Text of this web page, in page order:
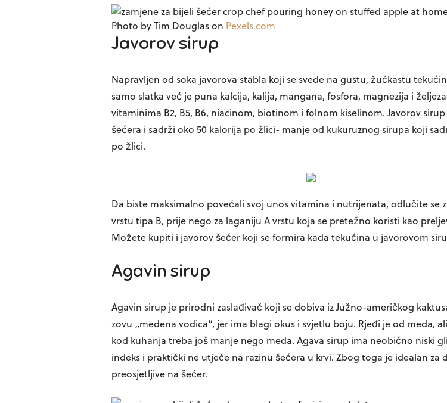
Photo by Tim Douglas on Pexels.com
Javorov sirup
Napravljen od soka javorova stabla koji se svede na gustu, žućkastu
samo slatka već je puna kalcija, kalija, mangana, fosfora, magnezija i
vitaminima B2, B5, B6, niacinom, biotinom i folnom kiselinom. Javorov sirup
šećera i sadrži oko 50 kalorija po žlici- manje od kukuruznog sirupa koji
po žlici.
Da biste maksimalno povećali svoj unos vitamina i nutrijenata, odlučite se
vrstu tipa B, prije nego za laganiju A vrstu koja se pretežno koristi kao
Možete kupiti i javorov šećer koji se formira kada tekućina u javorovom
Agavin sirup
Agavin sirup je prirodni zaslađivač koji se dobiva iz Južno-američkog
zovu „medena vodica“, jer ima blagi okus i svjetlu boju. Rjeđi je od meda,
kod kuhanja treba još manje nego meda. Agava sirup ima neobično niski
indeks i praktički ne utječe na razinu šećera u krvi. Zbog toga je idealan za
preosjetljive na šećer.